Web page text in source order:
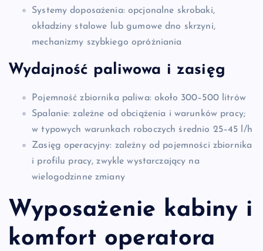
Systemy doposażenia: opcjonalne skrobaki,
okładziny stalowe lub gumowe dno skrzyni,
mechanizmy szybkiego opróżniania
Wydajność paliwowa i zasięg
Pojemność zbiornika paliwa: około 300–500 litrów
Spalanie: zależne od obciążenia i warunków pracy;
w typowych warunkach roboczych średnio 25–45 l/h
Zasięg operacyjny: zależny od pojemności zbiornika
i profilu pracy, zwykle wystarczający na
wielogodzinne zmiany
Wyposażenie kabiny i
komfort operatora